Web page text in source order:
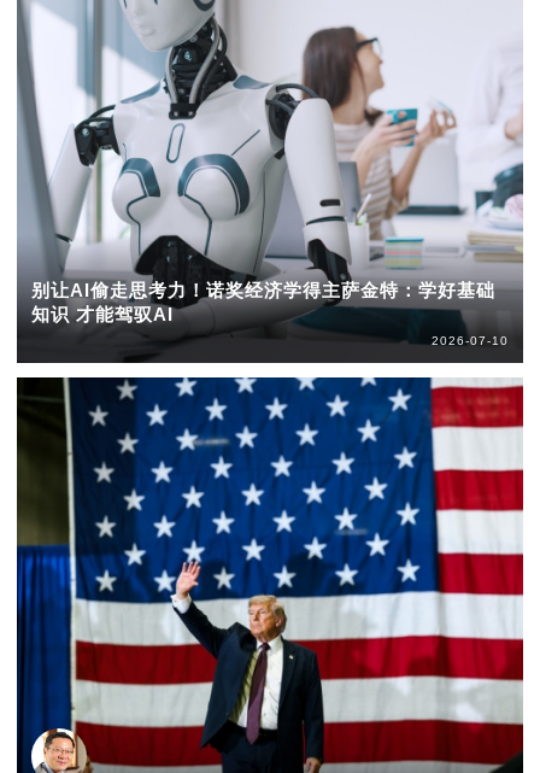
别让AI偷走思考力！诺奖经济学得主萨金特：学好基础
知识 才能驾驭AI
2026-07-10